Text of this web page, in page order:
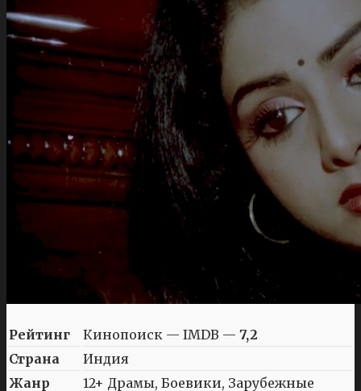
Рейтинг Кинопоиск — IMDB — 7,2
Страна
Индия
Жанр
12+ Драмы, Боевики, Зарубежные